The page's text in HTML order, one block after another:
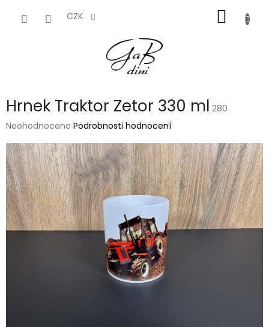
CZK
KOŠÍK
Hrnek Traktor Zetor 330 ml 280
Průměrné
produktu
je
0,0
z
5
hvězdiček.
Neohodnoceno Podrobnosti hodnocení